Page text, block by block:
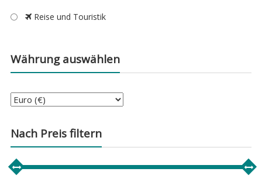
Reise und Touristik
Währung auswählen
Nach Preis filtern